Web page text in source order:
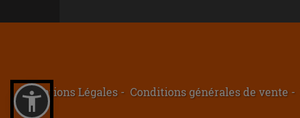
Mentions Légales Conditions générales de vente